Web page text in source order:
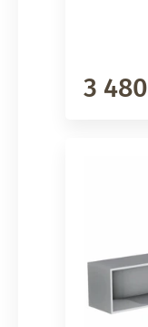
3 480